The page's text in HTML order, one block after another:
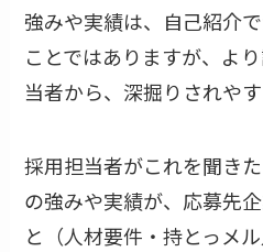
強みや実績は、自己紹介
ことではありますが、よ
当者から、深掘りされやす
採用担当者がこれを聞き
の強みや実績が、応募先
と（人材要件・持とっメ